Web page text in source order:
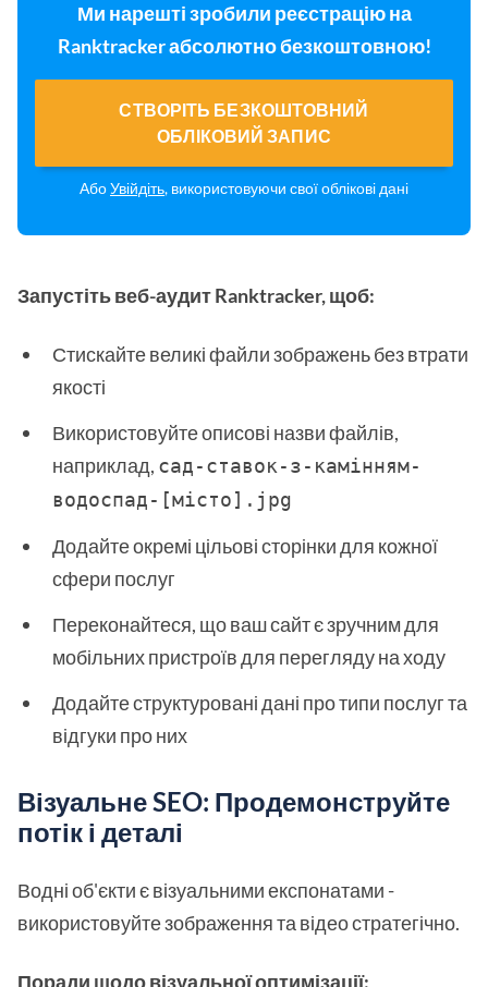
Ми нарешті зробили реєстрацію на
Ranktracker абсолютно безкоштовною!
СТВОРІТЬ БЕЗКОШТОВНИЙ
ОБЛІКОВИЙ ЗАПИС
АбоУвійдіть, використовуючи свої облікові дані
Запустіть веб-аудит Ranktracker, щоб:
Стискайте великі файли зображень без втрати
якості
Використовуйте описові назви файлів,
наприклад, сад-ставок-з-камінням-
водоспад-[місто].jpg
Додайте окремі цільові сторінки для кожної
сфери послуг
Переконайтеся, що ваш сайт є зручним для
мобільних пристроїв для перегляду на ходу
Додайте структуровані дані про типи послуг та
відгуки про них
Візуальне SEO: Продемонструйте
потік і деталі
Водні об'єкти є візуальними експонатами -
використовуйте зображення та відео стратегічно.
Поради щодо візуальної оптимізації: